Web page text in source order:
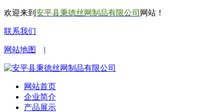
欢迎来到 安平县秉德丝网制品有限公司 网站！
联系我们
网站地图 |
网站首页
企业简介
产品展示